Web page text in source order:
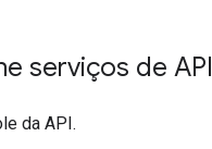
serviços de API
da API.